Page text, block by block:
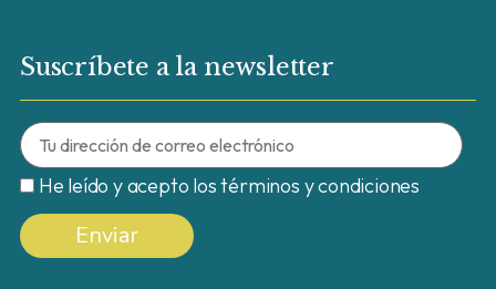
Suscríbete a la newsletter
He leído y acepto los términos y condiciones